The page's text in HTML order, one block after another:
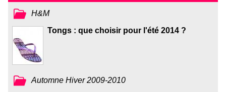
H&M
Tongs : que choisir pour l'été 2014 ?
Automne Hiver 2009-2010